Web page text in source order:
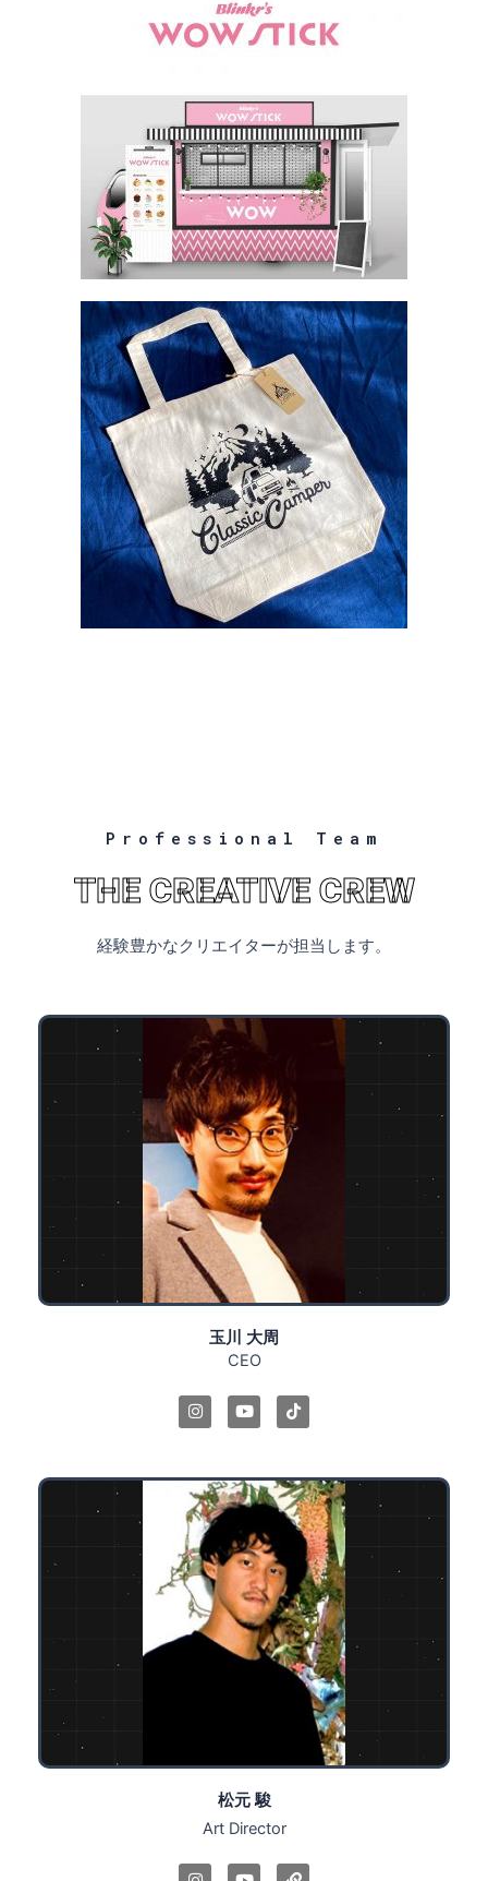
Professional Team
THE CREATIVE CREW
経験豊かなクリエイターが担当します。
玉川 大周
CEO
I
n
s
g
r
a
m
Y
o
u
b
e
T
i
k
k
松元 駿
Art Director
I Y L